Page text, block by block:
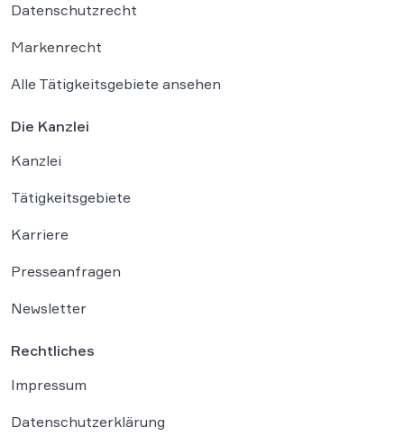
Datenschutzrecht
Markenrecht
Alle Tätigkeitsgebiete ansehen
Die Kanzlei
Kanzlei
Tätigkeitsgebiete
Karriere
Presseanfragen
Newsletter
Rechtliches
Impressum
Datenschutzerklärung